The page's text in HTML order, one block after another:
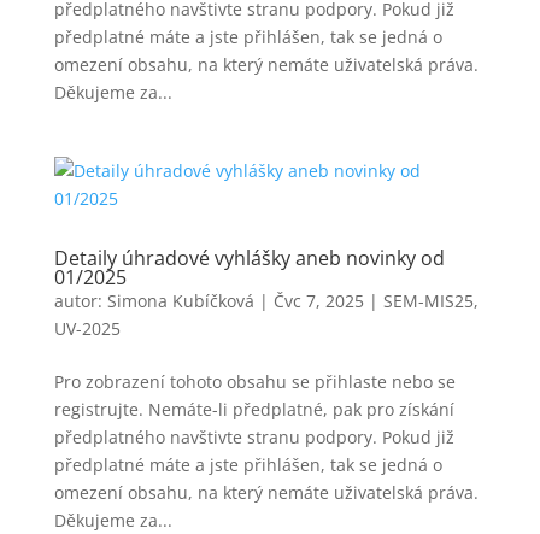
předplatného navštivte stranu podpory. Pokud již
předplatné máte a jste přihlášen, tak se jedná o
omezení obsahu, na který nemáte uživatelská práva.
Děkujeme za...
Detaily úhradové vyhlášky aneb novinky od
01/2025
autor: Simona Kubíčková | Čvc 7, 2025| SEM-MIS25,
UV-2025
Pro zobrazení tohoto obsahu se přihlaste nebo se
registrujte. Nemáte-li předplatné, pak pro získání
předplatného navštivte stranu podpory. Pokud již
předplatné máte a jste přihlášen, tak se jedná o
omezení obsahu, na který nemáte uživatelská práva.
Děkujeme za...